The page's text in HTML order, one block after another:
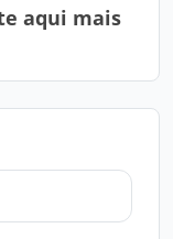
aqui mais